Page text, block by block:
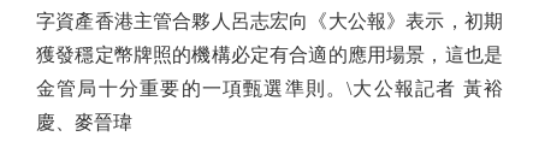
字資產香港主管合夥人呂志宏向《大公報》表示，初期
獲發穩定幣牌照的機構必定有合適的應用場景，這也是
金管局十分重要的一項甄選準則。\大公報記者 黃裕
慶、麥晉瑋